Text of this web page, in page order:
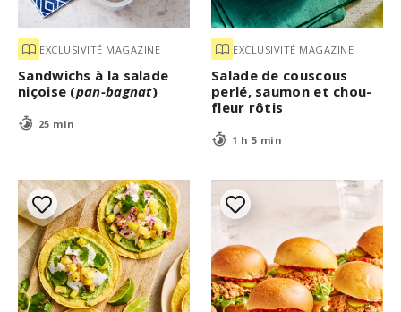
EXCLUSIVITÉ MAGAZINE
Sandwichs à la salade
niçoise (pan-bagnat)
25 min
EXCLUSIVITÉ MAGAZINE
Salade de couscous
perlé, saumon et chou-
fleur rôtis
1 h 5 min